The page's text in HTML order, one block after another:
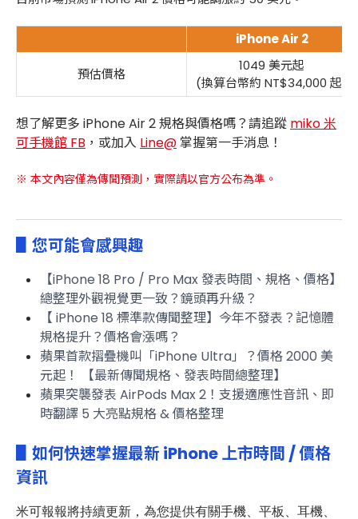
iPhone Air 2
預估價格
1049 美元起
(換算台幣約 NT$34,000 起)
想了解更多 iPhone Air 2 規格與價格嗎？請追蹤 miko 米
可手機館 FB ，或加入 Line@掌握第一手消息！
※ 本文內容僅為傳聞預測，實際請以官方公布為準。
▋您可能會感興趣
【iPhone 18 Pro / Pro Max 發表時間、規格、價格】
總整理外觀視覺更一致？鏡頭再升級？
【 iPhone 18 標準款傳聞整理】今年不發表？記憶體
規格提升？價格會漲嗎？
蘋果首款摺疊機叫「iPhone Ultra」？價格 2000 美
元起！ 【最新傳聞規格、發表時間總整理】
蘋果突襲發表 AirPods Max 2！支援適應性音訊、即
時翻譯 5 大亮點規格 & 價格整理
▋如何快速掌握最新 iPhone 上市時間 / 價格
資訊
米可報報將持續更新，為您提供有關手機、平板、耳機、